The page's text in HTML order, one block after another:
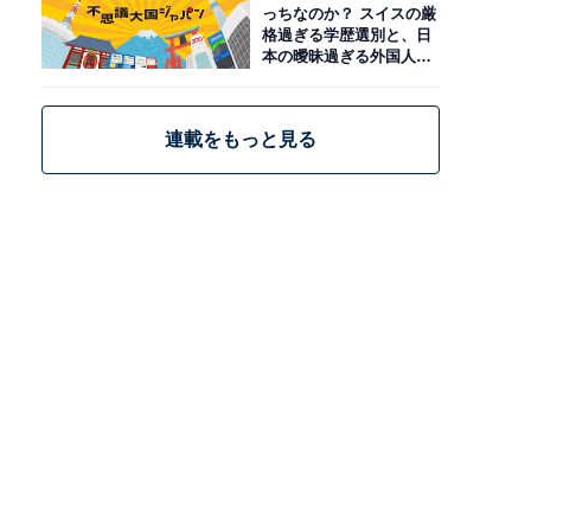
っちなのか？ スイスの厳
格過ぎる学歴選別と、日
本の曖昧過ぎる外国人政
連載をもっと見る